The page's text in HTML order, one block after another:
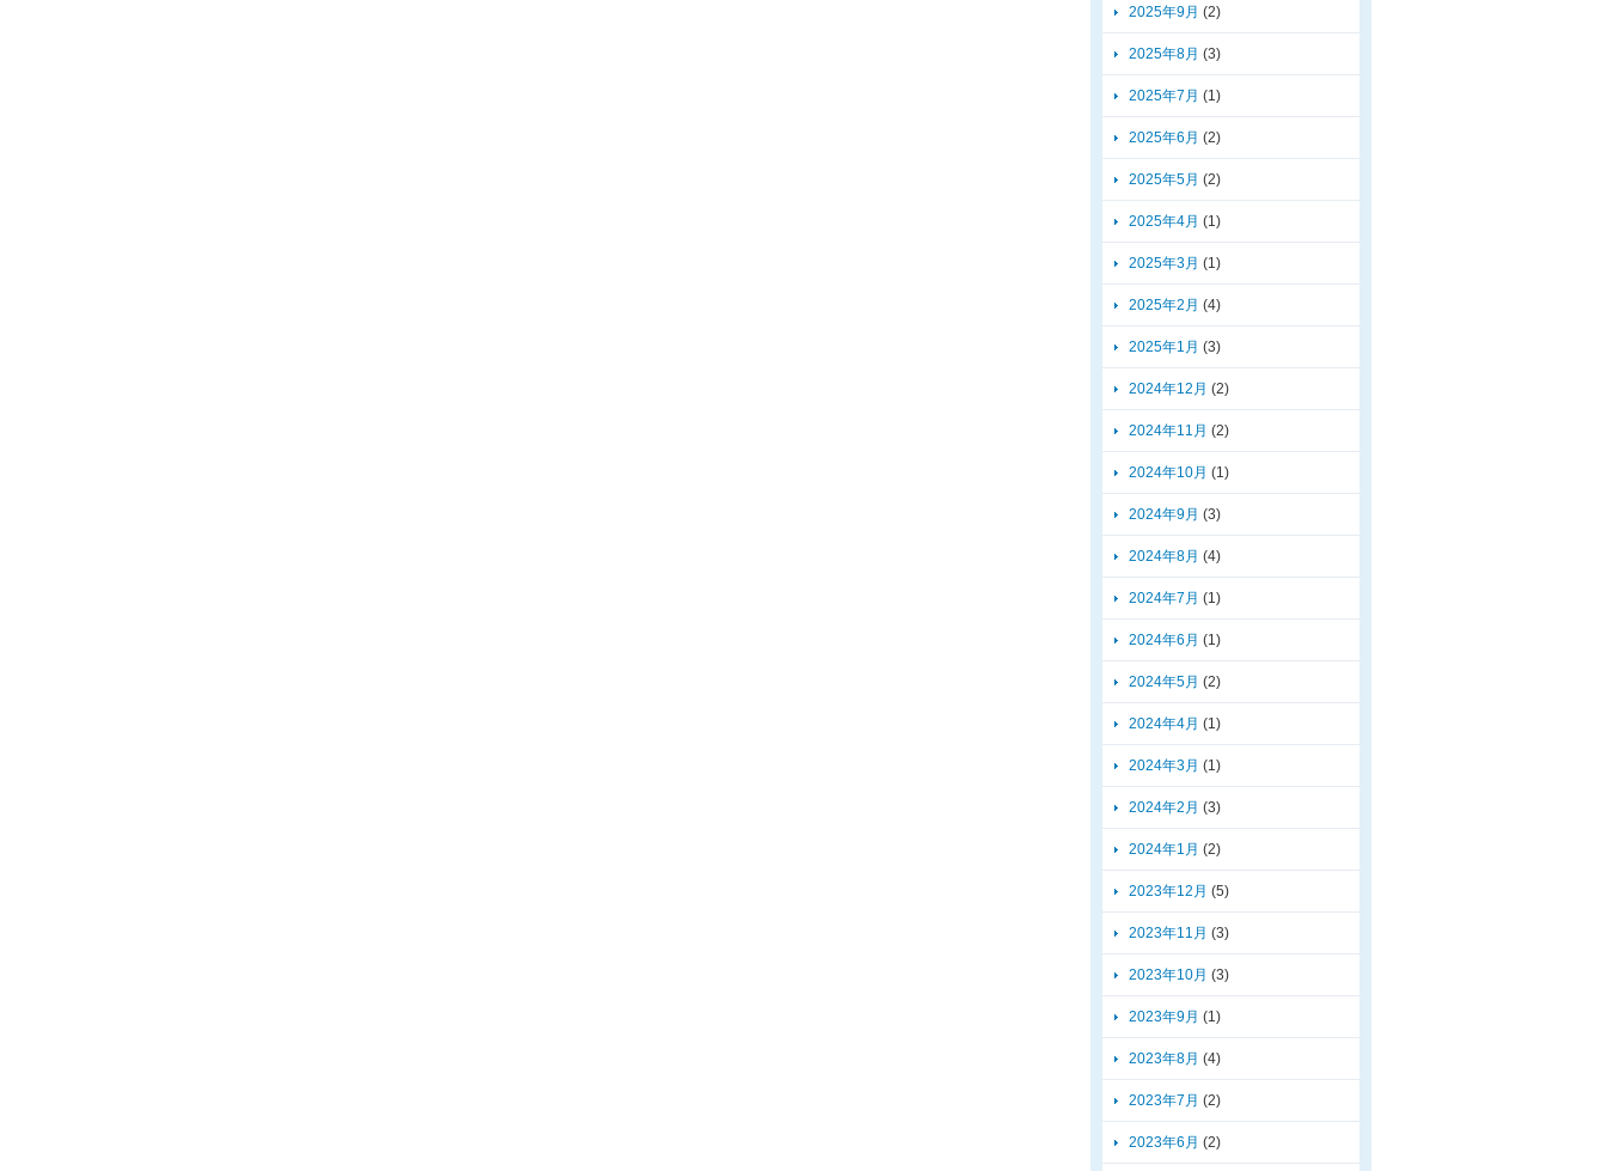
2025年9月 (2)
2025年8月 (3)
2025年7月 (1)
2025年6月 (2)
2025年5月 (2)
2025年4月 (1)
2025年3月 (1)
2025年2月 (4)
2025年1月 (3)
2024年12月 (2)
2024年11月 (2)
2024年10月 (1)
2024年9月 (3)
2024年8月 (4)
2024年7月 (1)
2024年6月 (1)
2024年5月 (2)
2024年4月 (1)
2024年3月 (1)
2024年2月 (3)
2024年1月 (2)
2023年12月 (5)
2023年11月 (3)
2023年10月 (3)
2023年9月 (1)
2023年8月 (4)
2023年7月 (2)
2023年6月 (2)